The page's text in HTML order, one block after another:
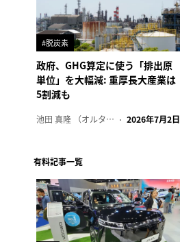
#脱炭素
政府、GHG算定に使う「排出原
単位」を大幅減: 重厚長大産業は
5割減も
池田 真隆 （オルタナ輪番編集長） 2026年7月2日
有料記事一覧